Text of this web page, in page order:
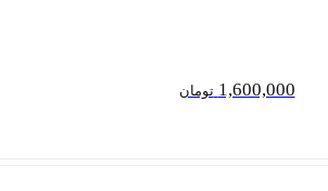
1,600,000 تومان